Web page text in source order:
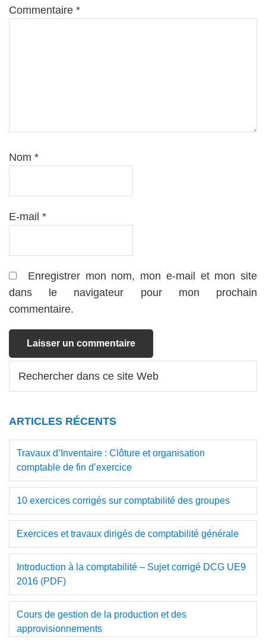
Commentaire *
Nom *
E-mail *
Enregistrer mon nom, mon e-mail et mon site
dans le navigateur pour mon prochain
commentaire.
Barre
latérale
dans
Web
ARTICLES RÉCENTS
Travaux d’Inventaire : Clôture et organisation
comptable de fin d’exercice
10 exercices corrigés sur comptabilité des groupes
Exercices et travaux dirigés de comptabilité générale
Introduction à la comptabilité – Sujet corrigé DCG UE9
2016 (PDF)
Cours de gestion de la production et des
approvisionnements